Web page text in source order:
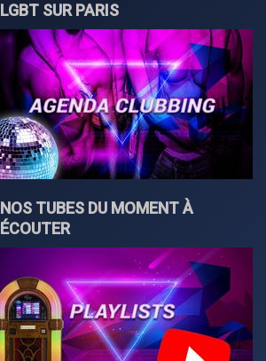
LGBT SUR PARIS
NOS TUBES DU MOMENT À
ÉCOUTER